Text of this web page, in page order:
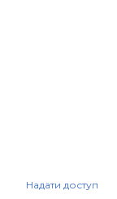
Надати доступ